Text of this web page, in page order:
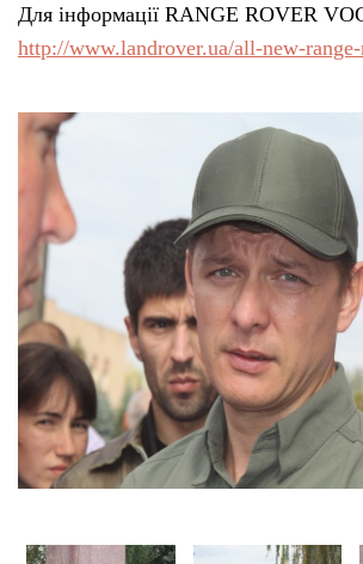
Для інформації RANGE ROVER
http://www.landrover.ua/all-new-